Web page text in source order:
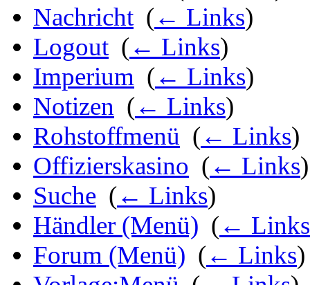
Nachricht (← Links)
Logout (← Links)
Imperium (← Links)
Notizen (← Links)
Rohstoffmenü (← Links)
Offizierskasino (← Links)
Suche (← Links)
Händler (Menü) (← Links
Forum (Menü) (← Links)